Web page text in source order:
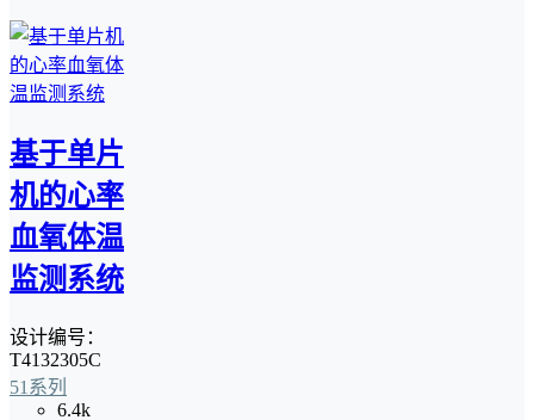
基于单片
机的心率
血氧体温
监测系统
设计编号：
T4132305C
51系列
6.4k